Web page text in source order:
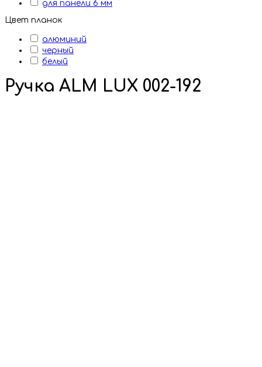
для панели 6 мм
Цвет планок
алюминий
черный
белый
Ручка ALM LUX 002-192